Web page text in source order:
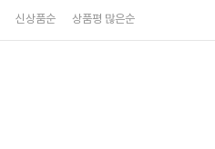
신상품순 상품평 많은순